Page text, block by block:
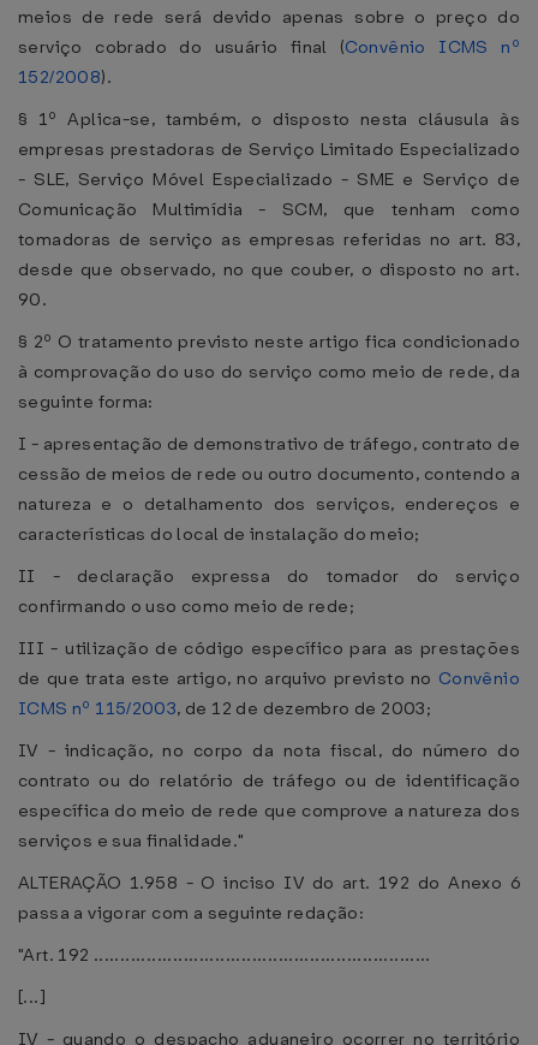
meios de rede será devido apenas sobre o preço do
serviço cobrado do usuário final (Convênio ICMS nº
152/2008).
§ 1º Aplica-se, também, o disposto nesta cláusula às
empresas prestadoras de Serviço Limitado Especializado
- SLE, Serviço Móvel Especializado - SME e Serviço de
Comunicação Multimídia - SCM, que tenham como
tomadoras de serviço as empresas referidas no art. 83,
desde que observado, no que couber, o disposto no art.
90.
§ 2º O tratamento previsto neste artigo fica condicionado
à comprovação do uso do serviço como meio de rede, da
seguinte forma:
I - apresentação de demonstrativo de tráfego, contrato de
cessão de meios de rede ou outro documento, contendo a
natureza e o detalhamento dos serviços, endereços e
características do local de instalação do meio;
II - declaração expressa do tomador do serviço
confirmando o uso como meio de rede;
III - utilização de código específico para as prestações
de que trata este artigo, no arquivo previsto no Convênio
ICMS nº 115/2003, de 12 de dezembro de 2003;
IV - indicação, no corpo da nota fiscal, do número do
contrato ou do relatório de tráfego ou de identificação
específica do meio de rede que comprove a natureza dos
serviços e sua finalidade."
ALTERAÇÃO 1.958 - O inciso IV do art. 192 do Anexo 6
passa a vigorar com a seguinte redação:
"Art. 192 ................................................................
[...]
IV - quando o despacho aduaneiro ocorrer no território